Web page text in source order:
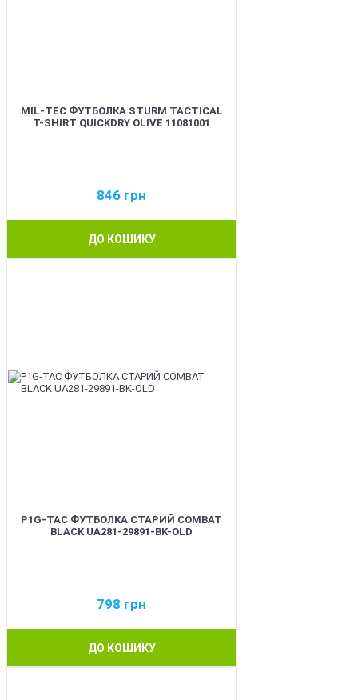
MIL-TEC ФУТБОЛКА STURM TACTICAL
T-SHIRT QUICKDRY OLIVE 11081001
846 грн
ДО КОШИКУ
P1G-TAC ФУТБОЛКА СТАРИЙ COMBAT
BLACK UA281-29891-BK-OLD
798 грн
ДО КОШИКУ